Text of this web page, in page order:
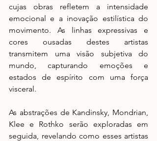
cujas obras refletem a intensidade
emocional e a inovação estilística do
movimento. As linhas expressivas e
cores ousadas destes artistas
transmitem uma visão subjetiva do
mundo, capturando emoções e
estados de espírito com uma força
visceral.
As abstrações de Kandinsky, Mondrian,
Klee e Rothko serão exploradas em
seguida, revelando como esses artistas